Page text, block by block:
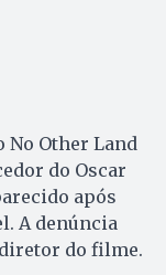
No Other Land
do Oscar
após
A denúncia
do filme.